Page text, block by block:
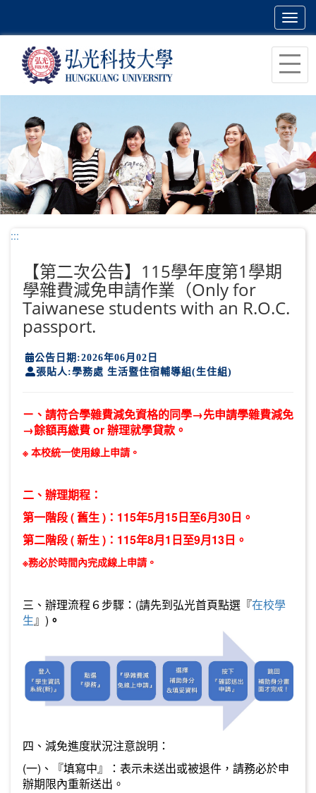
主
容
區
塊
:::
【第二次公告】115學年度第1學期
學雜費減免申請作業（Only for
Taiwanese students with an R.O.C.
passport.
公告日期:2026年06月02日
張貼人:學務處 生活暨住宿輔導組(生住組)
ㄧ、 請符合學雜費減免資格的同學→先申請學雜費減免
→餘額再繳費 or 辦理就學貸款。
※ 本校統一使用線上申請。
二、 辦理期程：
第一階段 ( 舊生 )：115年5月15日至6月30日 。
第二階段 ( 新生 )：115年8月1日至9月13日 。
※務必於時間內完成線上申請。
三、辦理流程６步驟：(請先到弘光首頁點選『在校學
生』) 。
四、減免進度狀況注意說明：
(一)、『填寫中』：表示未送出或被退件，請務必於申
辦期限內重新送出。